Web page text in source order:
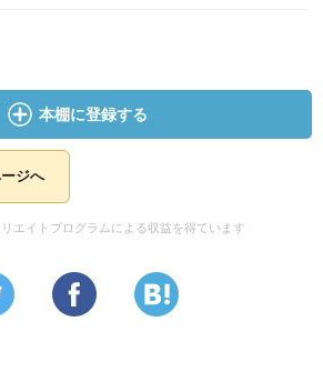
本棚に登録する
ジへ
エイトプログラムによる収益を得ています